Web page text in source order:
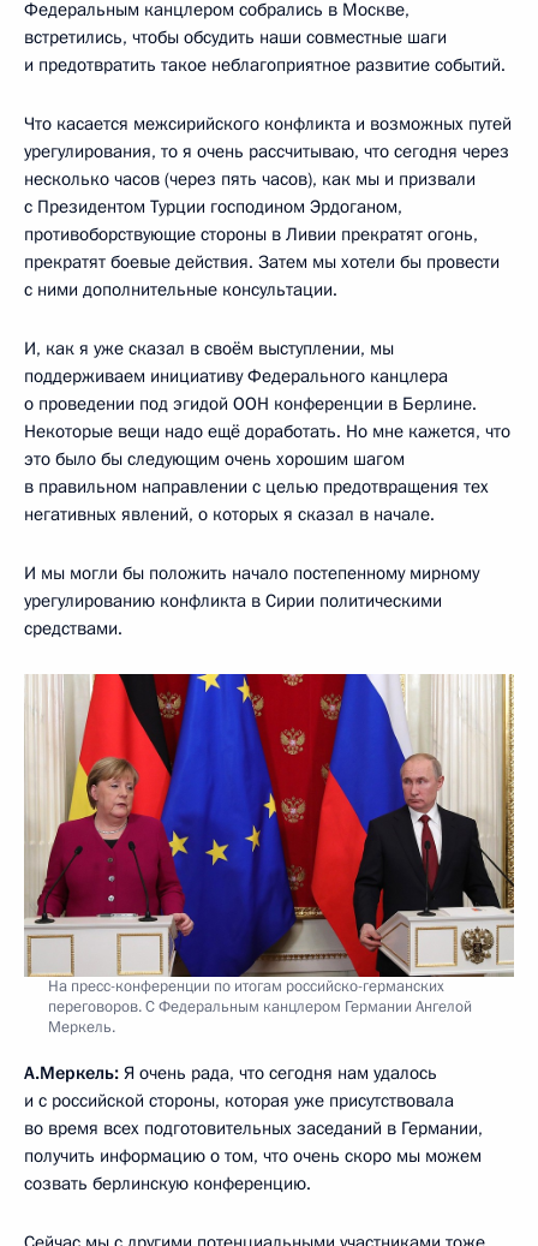
Федеральным канцлером собрались в Москве,
встретились, чтобы обсудить наши совместные шаги
и предотвратить такое неблагоприятное развитие событий.
Что касается межсирийского конфликта и возможных путей
урегулирования, то я очень рассчитываю, что сегодня через
несколько часов (через пять часов), как мы и призвали
с Президентом Турции господином Эрдоганом,
противоборствующие стороны в Ливии прекратят огонь,
прекратят боевые действия. Затем мы хотели бы провести
с ними дополнительные консультации.
И, как я уже сказал в своём выступлении, мы
поддерживаем инициативу Федерального канцлера
о проведении под эгидой ООН конференции в Берлине.
Некоторые вещи надо ещё доработать. Но мне кажется, что
это было бы следующим очень хорошим шагом
в правильном направлении с целью предотвращения тех
негативных явлений, о которых я сказал в начале.
И мы могли бы положить начало постепенному мирному
урегулированию конфликта в Сирии политическими
средствами.
На пресс-конференции по итогам российско-германских
переговоров. С Федеральным канцлером Германии Ангелой
Меркель.
А.Меркель: Я очень рада, что сегодня нам удалось
и с российской стороны, которая уже присутствовала
во время всех подготовительных заседаний в Германии,
получить информацию о том, что очень скоро мы можем
созвать берлинскую конференцию.